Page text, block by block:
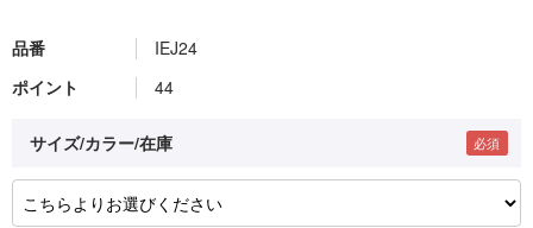
品番
IEJ24
ポイント
44
サイズ/カラー/在庫